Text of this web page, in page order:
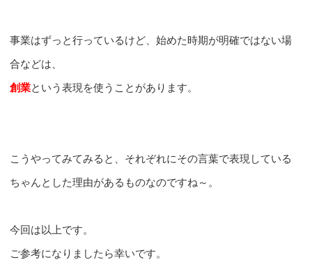
事業はずっと行っているけど、始めた時期が明確ではない場
合などは、
創業という表現を使うことがあります。
こうやってみてみると、それぞれにその言葉で表現している
ちゃんとした理由があるものなのですね～。
今回は以上です。
ご参考になりましたら幸いです。